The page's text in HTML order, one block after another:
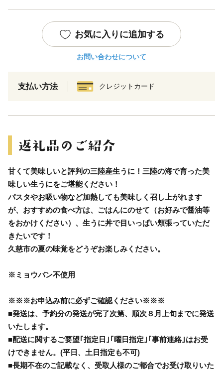
お気に入りに追加する
お問い合わせについて
支払い方法 クレジットカード
甘くて美味しいと評判の三陸産生うに！三陸の海で育った美
味しい生うにをご堪能ください！
パスタやお吸い物など加熱しても美味しく召し上がれます
が、おすすめの食べ方は、ごはんにのせて（お好みで醤油等
をおかけください）、生うに丼で目いっぱい頬張っていただ
きたいです！
久慈市の夏の味覚をどうぞお楽しみください。
※ミョウバン不使用
※※※お申込み前に必ずご確認ください※※※
■発送は、予約分の発送が完了次第、順次８月上旬までに発送
いたします。
■配送に関するご要望｢指定日｣｢曜日指定｣｢事前連絡｣はお受
けできません。(平日、土日指定も不可)
■長期不在のご記載なく、受取人様のご都合でお受け取りいた